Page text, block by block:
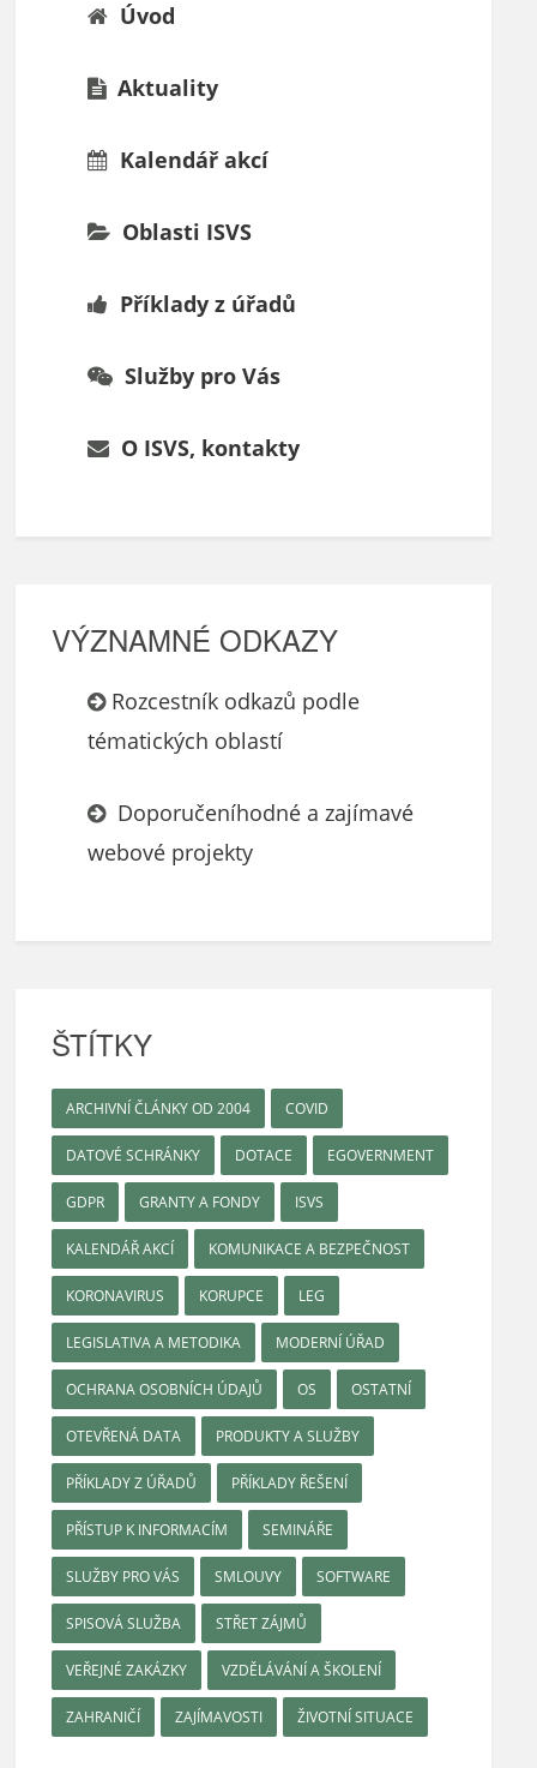
Úvod
Aktuality
Kalendář akcí
Oblasti ISVS
Příklady z úřadů
Služby pro Vás
O ISVS, kontakty
VÝZNAMNÉ ODKAZY
Rozcestník odkazů podle
tématických oblastí
Doporučeníhodné a zajímavé
webové projekty
ŠTÍTKY
ARCHIVNÍ ČLÁNKY OD 2004 COVID
DATOVÉ SCHRÁNKY DOTACE EGOVERNMENT
GDPR GRANTY A FONDY ISVS
KALENDÁŘ AKCÍ KOMUNIKACE A BEZPEČNOST
KORONAVIRUS KORUPCE LEG
LEGISLATIVA A METODIKA MODERNÍ ÚŘAD
OCHRANA OSOBNÍCH ÚDAJŮ OS OSTATNÍ
OTEVŘENÁ DATA PRODUKTY A SLUŽBY
PŘÍKLADY Z ÚŘADŮ PŘÍKLADY ŘEŠENÍ
PŘÍSTUP K INFORMACÍM SEMINÁŘE
SLUŽBY PRO VÁS SMLOUVY SOFTWARE
SPISOVÁ SLUŽBA STŘET ZÁJMŮ
VEŘEJNÉ ZAKÁZKY VZDĚLÁVÁNÍ A ŠKOLENÍ
ZAHRANIČÍ ZAJÍMAVOSTI ŽIVOTNÍ SITUACE